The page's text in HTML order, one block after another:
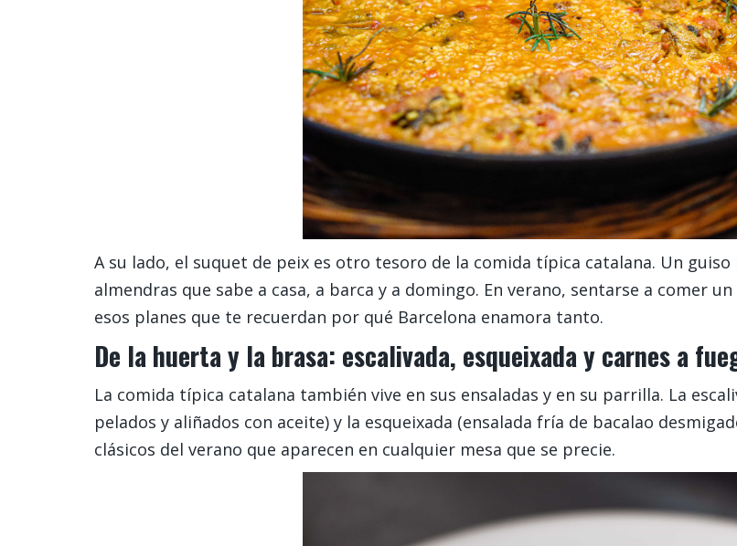
A su lado, el suquet de peix es otro tesoro de la comida típica catalana. Un
almendras que sabe a casa, a barca y a domingo. En verano, sentarse a comer
esos planes que te recuerdan por qué Barcelona enamora tanto.
De la huerta y la brasa: escalivada, esqueixada y carnes a
La comida típica catalana también vive en sus ensaladas y en su parrilla. La
pelados y aliñados con aceite) y la esqueixada (ensalada fría de bacalao
clásicos del verano que aparecen en cualquier mesa que se precie.